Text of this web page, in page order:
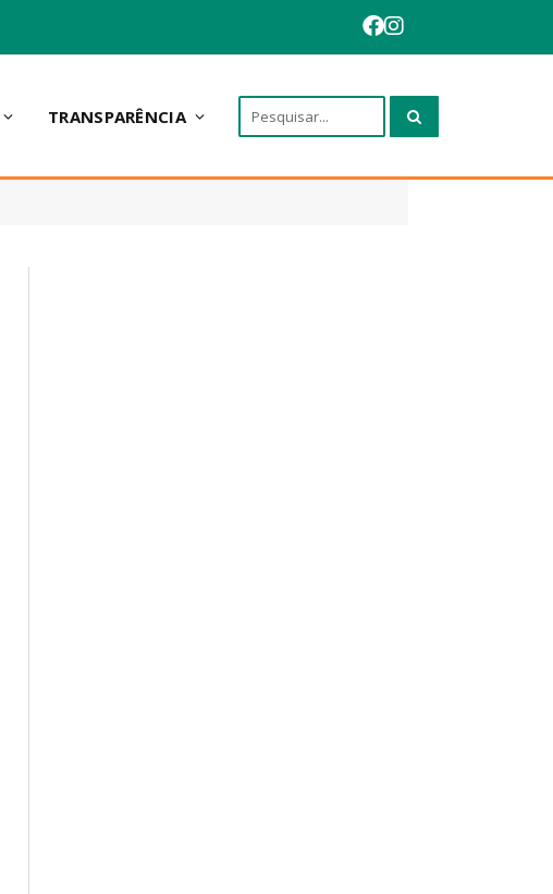
TRANSPARÊNCIA